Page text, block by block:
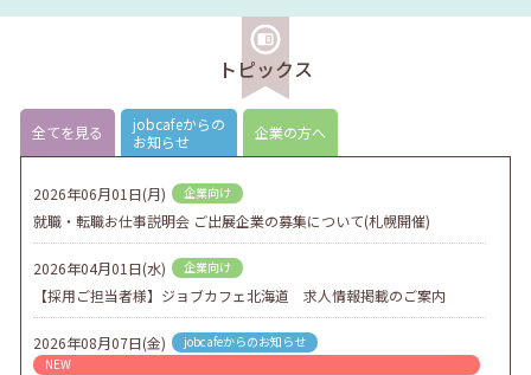
トピックス
全てを見る
jobcafeからの
お知らせ
企業の方へ
2026年06月01日(月) 企業向け
就職・転職お仕事説明会 ご出展企業の募集について(札幌開催)
2026年04月01日(水) 企業向け
【採用ご担当者様】ジョブカフェ北海道 求人情報掲載のご案内
2026年08月07日(金)
jobcafeからのお知らせ
NEW